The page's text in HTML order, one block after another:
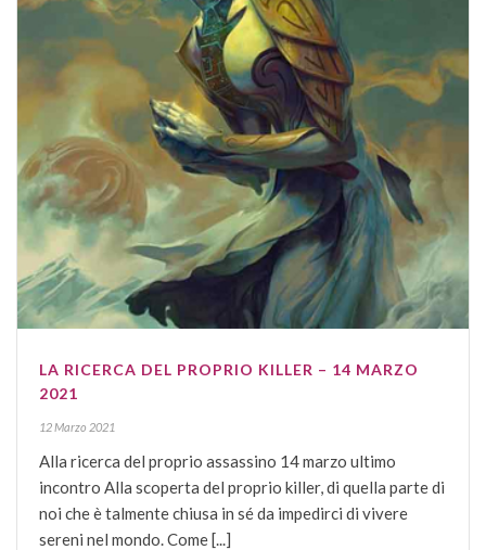
LA RICERCA DEL PROPRIO KILLER – 14 MARZO
2021
12 Marzo 2021
Alla ricerca del proprio assassino 14 marzo ultimo
incontro Alla scoperta del proprio killer, di quella parte di
noi che è talmente chiusa in sé da impedirci di vivere
sereni nel mondo. Come [...]